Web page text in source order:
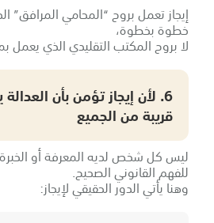
إيجاز تعمل بروح “المحامي
خطوة بخطوة،
لا بروح المكتب التقليدي الذي يعمل
6. لأن إيجاز تؤمن بأن
قريبة من الجميع
ليس كل شخص لديه المعرفة أو
للفهم القانوني الصحيح.
وهنا يأتي الدور الحقيقي لإيجاز: